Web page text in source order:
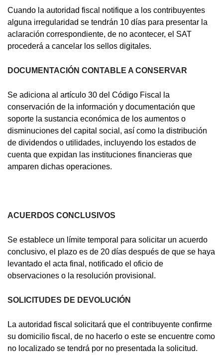
Cuando la autoridad fiscal notifique a los contribuyentes
alguna irregularidad se tendrán 10 días para presentar la
aclaración correspondiente, de no acontecer, el SAT
procederá a cancelar los sellos digitales.
DOCUMENTACIÓN CONTABLE A CONSERVAR
Se adiciona al artículo 30 del Código Fiscal la
conservación de la información y documentación que
soporte la sustancia económica de los aumentos o
disminuciones del capital social, así como la distribución
de dividendos o utilidades, incluyendo los estados de
cuenta que expidan las instituciones financieras que
amparen dichas operaciones.
ACUERDOS CONCLUSIVOS
Se establece un límite temporal para solicitar un acuerdo
conclusivo, el plazo es de 20 días después de que se haya
levantado el acta final, notificado el oficio de
observaciones o la resolución provisional.
SOLICITUDES DE DEVOLUCIÓN
La autoridad fiscal solicitará que el contribuyente confirme
su domicilio fiscal, de no hacerlo o este se encuentre como
no localizado se tendrá por no presentada la solicitud.